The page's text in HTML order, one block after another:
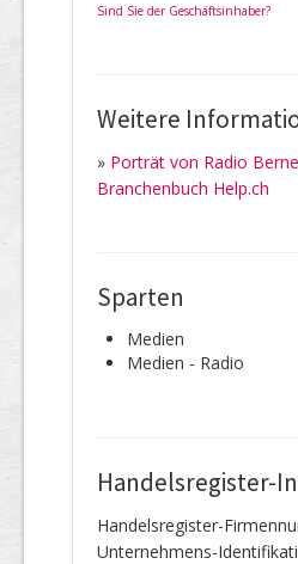
Sind Sie der Geschäftsinhaber?
Weitere
» Porträt von Radio
Branchenbuch Help.ch
Sparten
Medien
Medien - Radio
Handelsregister-
Handelsregister-
Unternehmens-